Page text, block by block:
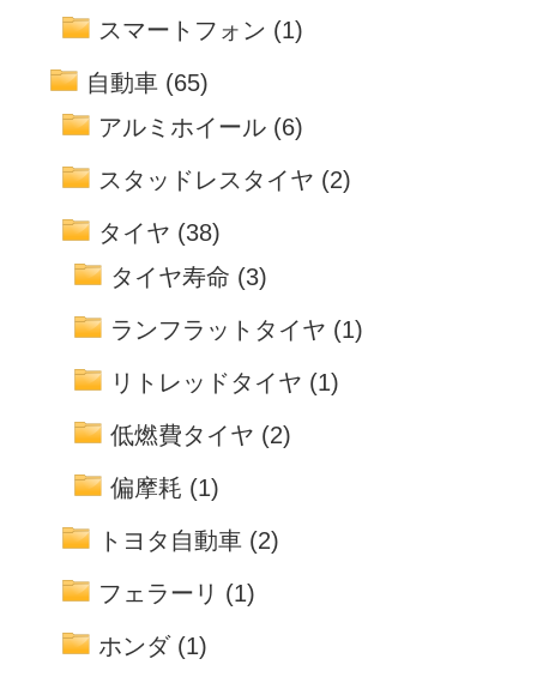
スマートフォン (1)
自動車 (65)
アルミホイール (6)
スタッドレスタイヤ (2)
タイヤ (38)
タイヤ寿命 (3)
ランフラットタイヤ (1)
リトレッドタイヤ (1)
低燃費タイヤ (2)
偏摩耗 (1)
トヨタ自動車 (2)
フェラーリ (1)
ホンダ(1)